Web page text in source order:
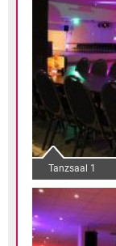
Tanzsaal 1